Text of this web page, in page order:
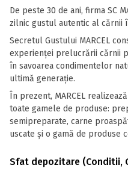
De peste 30 de ani, firma SC
zilnic gustul autentic al cărnii
Secretul Gustului MARCEL
experienței prelucrării cărnii
în savoarea condimentelor
ultimă generație.
În prezent, MARCEL
toate gamele de produse:
semipreparate, carne
uscate şi o gamă de produse
Sfat depozitare (Conditii,